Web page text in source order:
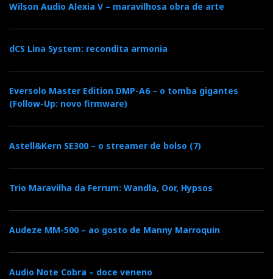
Wilson Audio Alexia V – maravilhosa obra de arte
dCS Lina System: recondita armonia
Eversolo Master Edition DMP-A6 – o tomba gigantes
(Follow-Up: novo firmware)
Astell&Kern SE300 – o streamer de bolso (7)
Trio Maravilha da Ferrum: Wandla, Oor, Hypsos
Audeze MM-500 – ao gosto de Manny Marroquin
Audio Note Cobra – doce veneno